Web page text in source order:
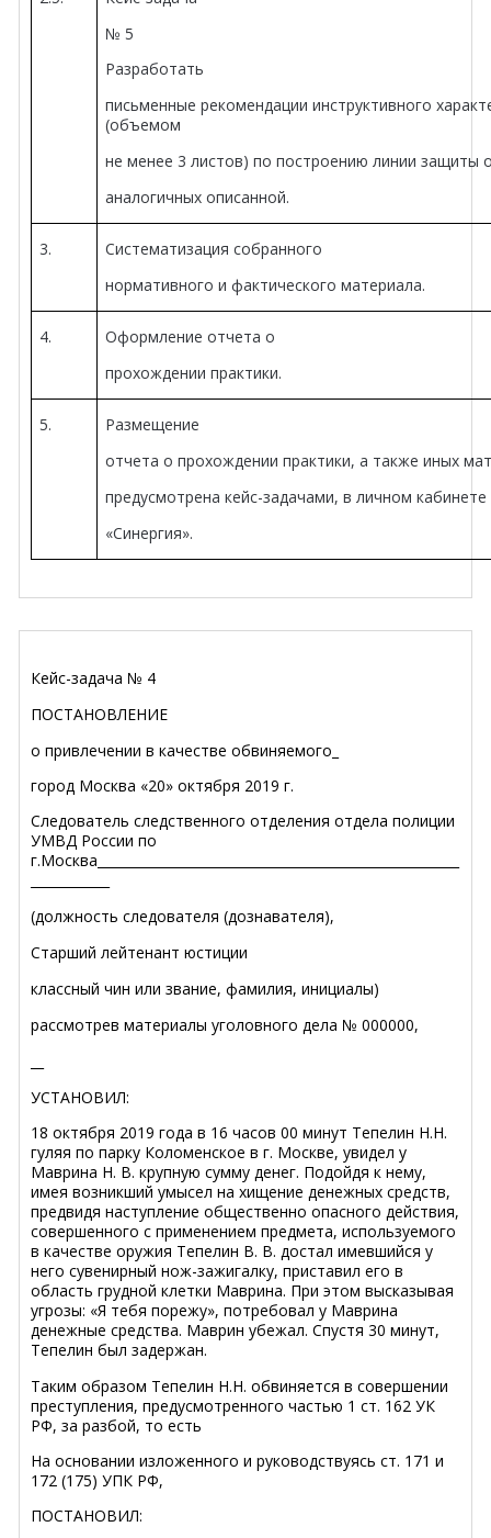
№ 5
Разработать
письменные рекомендации инструктивного
(объемом
не менее 3 листов) по построению линии защиты
аналогичных описанной.
3.
Систематизация собранного
нормативного и фактического материала.
4.
Оформление отчета о
прохождении практики.
5.
Размещение
отчета о прохождении практики, а также иных
предусмотрена кейс-задачами, в личном
«Синергия».
Кейс-задача № 4
ПОСТАНОВЛЕНИЕ
о привлечении в качестве обвиняемого_
город Москва «20» октября 2019 г.
Следователь следственного отделения отдела полиции
УМВД России по
г.Москва_______________________________________________________
(должность следователя (дознавателя),
Старший лейтенант юстиции
классный чин или звание, фамилия, инициалы)
рассмотрев материалы уголовного дела № 000000,
УСТАНОВИЛ:
18 октября 2019 года в 16 часов 00 минут Тепелин Н.Н.
гуляя по парку Коломенское в г. Москве, увидел у
Маврина Н. В. крупную сумму денег. Подойдя к нему,
имея возникший умысел на хищение денежных средств,
предвидя наступление общественно опасного действия,
совершенного с применением предмета, используемого
в качестве оружия Тепелин В. В. достал имевшийся у
него сувенирный нож-зажигалку, приставил его в
область грудной клетки Маврина. При этом высказывая
угрозы: «Я тебя порежу», потребовал у Маврина
денежные средства. Маврин убежал. Спустя 30 минут,
Тепелин был задержан.
Таким образом Тепелин Н.Н. обвиняется в совершении
преступления, предусмотренного частью 1 ст. 162 УК
РФ, за разбой, то есть
На основании изложенного и руководствуясь ст. 171 и
172 (175) УПК РФ,
ПОСТАНОВИЛ: